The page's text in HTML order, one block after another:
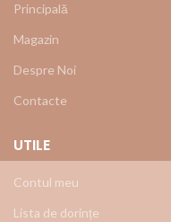
Principală
Magazin
Despre Noi
Contacte
UTILE
Contul meu
Lista de dorințe